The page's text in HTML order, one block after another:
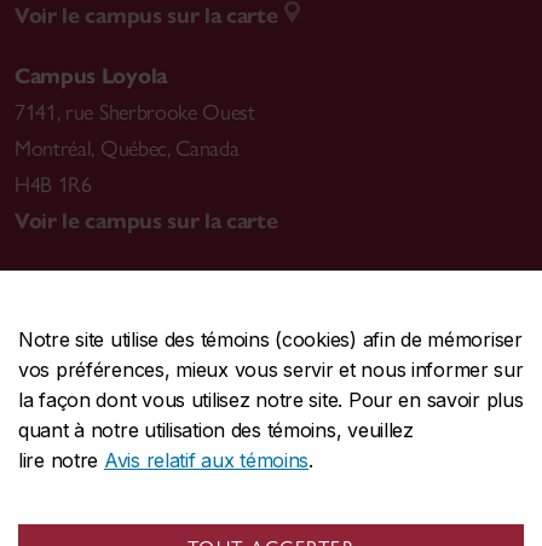
Notre site utilise des témoins (cookies) afin de mémoriser
vos préférences, mieux vous servir et nous informer sur
la façon dont vous utilisez notre site. Pour en savoir plus
quant à notre utilisation des témoins, veuillez
lire notre Avis relatif aux témoins.
Voir le campus sur la carte
Campus Loyola
7141, rue Sherbrooke Ouest
Montréal, Québec, Canada
H4B 1R6
Voir le campus sur la carte
CENTRALE514-848-2424
URGENCE514-848-3717
Protection et prévention | Accessibilité | Confidentialité
Conditions d'utilisation | Gérer les témoins